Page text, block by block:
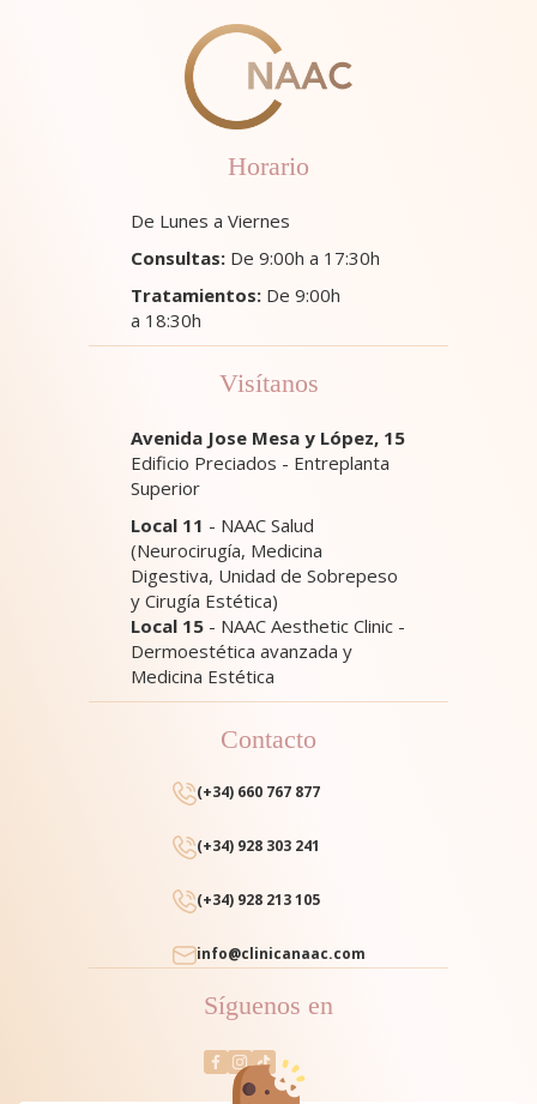
Horario
De Lunes a Viernes
Consultas: De 9:00h a 17:30h
Tratamientos: De 9:00h
a 18:30h
Visítanos
Avenida Jose Mesa y López, 15
Edificio Preciados - Entreplanta
Superior
Local 11 - NAAC Salud
(Neurocirugía, Medicina
Digestiva, Unidad de Sobrepeso
y Cirugía Estética)
Local 15 - NAAC Aesthetic Clinic -
Dermoestética avanzada y
Medicina Estética
Contacto
(+34) 660 767 877
(+34) 928 303 241
(+34) 928 213 105
info@clinicanaac.com
Síguenos en